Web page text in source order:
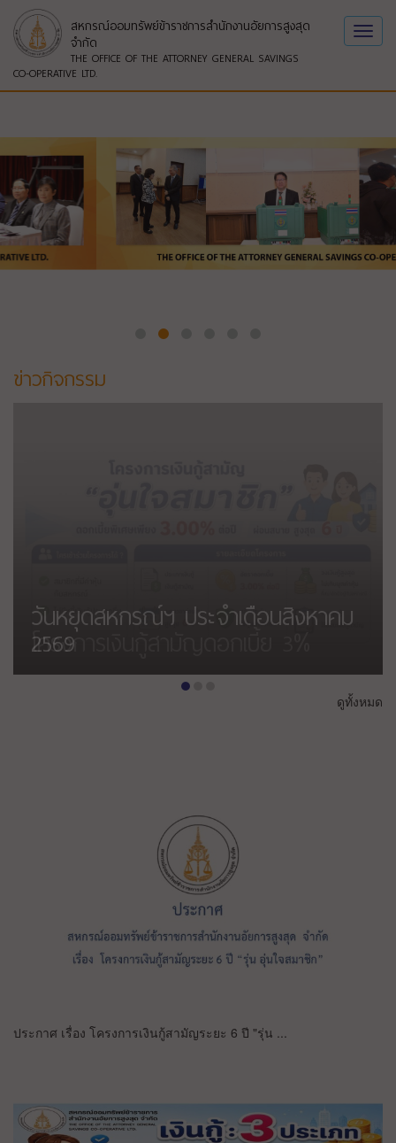
สหกรณ์ออมทรัพย์ข้าราชการสำนักงานอัยการสูงสุด
จำกัด
THE OFFICE OF THE ATTORNEY GENERAL SAVINGS
CO-OPERATIVE LTD.
ข่าวกิจกรรม
โครงการเงินกู้สามัญดอกเบี้ย 3%
••• ดูทั้งหมด
ประกาศ เรื่อง โครงการเงินกู้สามัญระยะ 6 ปี "รุ่น ...